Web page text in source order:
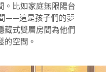
。比如家庭無限陽台
——這是孩子們的夢
藏式雙層房間為他們
的空間。